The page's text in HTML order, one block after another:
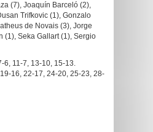
(7), Joaquín Barceló (2),
Trifkovic (1), Gonzalo
de Novais (3), Jorge
(1), Seka Gallart (1), Sergio
6, 11-7, 13-10, 15-13.
16, 22-17, 24-20, 25-23, 28-